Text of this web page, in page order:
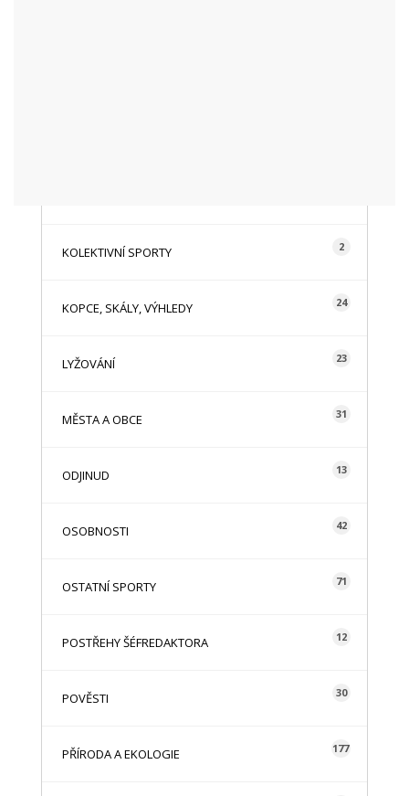
KOLEKTIVNÍ SPORTY 2
KOPCE, SKÁLY, VÝHLEDY 24
LYŽOVÁNÍ 23
MĚSTA A OBCE 31
ODJINUD 13
OSOBNOSTI 42
OSTATNÍ SPORTY 71
POSTŘEHY ŠÉFREDAKTORA 12
POVĚSTI 30
PŘÍRODA A EKOLOGIE 177